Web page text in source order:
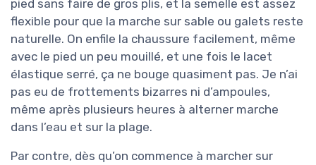
pied sans faire de gros plis, et la semelle est assez
flexible pour que la marche sur sable ou galets reste
naturelle. On enfile la chaussure facilement, même
avec le pied un peu mouillé, et une fois le lacet
élastique serré, ça ne bouge quasiment pas. Je n’ai
pas eu de frottements bizarres ni d’ampoules,
même après plusieurs heures à alterner marche
dans l’eau et sur la plage.
Par contre, dès qu’on commence à marcher sur